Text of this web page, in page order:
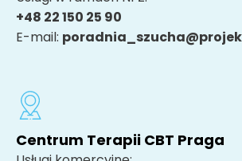
+48 22 150 25 90
E-mail:
Centrum Terapii CBT Praga